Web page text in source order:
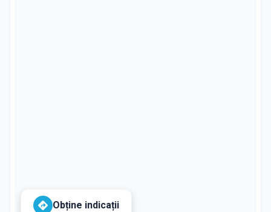
Obține indicații